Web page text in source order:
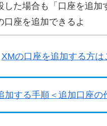
した場合も「口座を追
口座を追加できるよ
XMの口座を追加する方は
加する手順＜追加口座の